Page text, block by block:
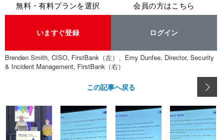
無料・有料プランを選択
いますぐ登録
会員の方はこちら
ログイン
Brenden Smith, CISO, FirstBank（左）、Emy Dunfee, Director, Security
& Incident Management, FirstBank（右）
この記事へ戻る